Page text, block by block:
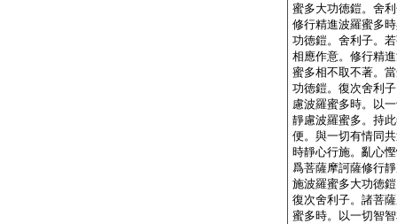
蜜多大功徳鎧。舍
修行精進波羅蜜多
功徳鎧。舍利子。
相應作意。修行精
蜜多相不取不著。
功徳鎧。復次舍利
慮波羅蜜多時。以
靜慮波羅蜜多。持
便。與一切有情同
時靜心行施。亂心
爲菩薩摩訶薩修行
施波羅蜜多大功徳鎧
復次舍利子。諸菩
蜜多時。以一切智